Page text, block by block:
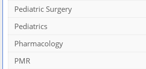
Pediatric Surgery
Pediatrics
Pharmacology
PMR